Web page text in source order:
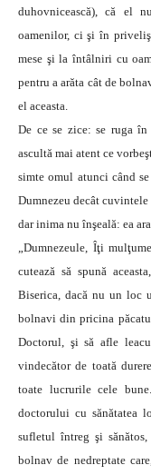
duhovnicească), că el
oamenilor, ci şi în
mese şi la întâlniri cu
pentru a arăta cât de
el aceasta.
De ce se zice: se ruga în
ascultă mai atent ce
simte omul atunci când
Dumnezeu decât
dar inima nu înşeală: ea
„Dumnezeule, Îţi
cutează să spună
Biserica, dacă nu un loc
bolnavi din pricina
Doctorul, şi să afle
vindecător de toată
toate lucrurile cele
doctorului cu sănătatea
sufletul întreg şi
bolnav de nedreptate